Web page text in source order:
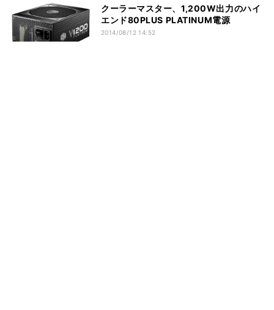
クーラーマスター、1,200W出力のハイ
エンド80PLUS PLATINUM電源
2014/08/12 14:52